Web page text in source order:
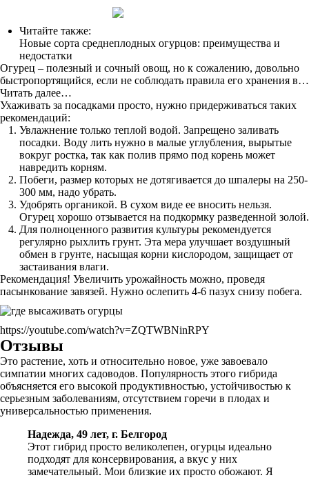
Читайте также:
Новые сорта среднеплодных огурцов: преимущества и
недостатки
Огурец – полезный и сочный овощ, но к сожалению, довольно
быстропортящийся, если не соблюдать правила его хранения в…
Читать далее…
Ухаживать за посадками просто, нужно придерживаться таких
рекомендаций:
Увлажнение только теплой водой. Запрещено заливать
посадки. Воду лить нужно в малые углубления, вырытые
вокруг ростка, так как полив прямо под корень может
навредить корням.
Побеги, размер которых не дотягивается до шпалеры на 250-
300 мм, надо убрать.
Удобрять органикой. В сухом виде ее вносить нельзя.
Огурец хорошо отзывается на подкормку разведенной золой.
Для полноценного развития культуры рекомендуется
регулярно рыхлить грунт. Эта мера улучшает воздушный
обмен в грунте, насыщая корни кислородом, защищает от
застаивания влаги.
Рекомендация! Увеличить урожайность можно, проведя
пасынкование завязей. Нужно ослепить 4-6 пазух снизу побега.
https://youtube.com/watch?v=ZQTWBNinRPY
Отзывы
Это растение, хоть и относительно новое, уже завоевало
симпатии многих садоводов. Популярность этого гибрида
объясняется его высокой продуктивностью, устойчивостью к
серьезным заболеваниям, отсутствием горечи в плодах и
универсальностью применения.
Надежда, 49 лет, г. Белгород
Этот гибрид просто великолепен, огурцы идеально
подходят для консервирования, а вкус у них
замечательный. Мои близкие их просто обожают. Я